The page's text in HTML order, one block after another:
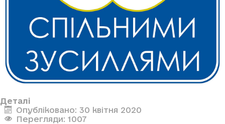
Деталі
Опубліковано: 30 квітня 2020
Перегляди: 1007